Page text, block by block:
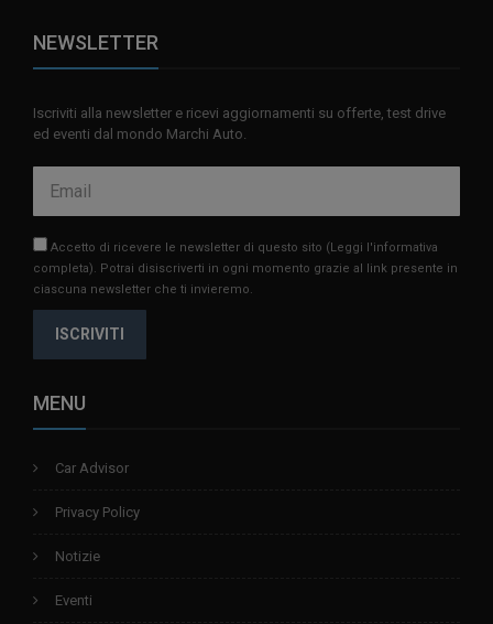
NEWSLETTER
Iscriviti alla newsletter e ricevi aggiornamenti su offerte, test drive
ed eventi dal mondo Marchi Auto.
Accetto di ricevere le newsletter di questo sito (Leggi l'informativa
completa). Potrai disiscriverti in ogni momento grazie al link presente in
ciascuna newsletter che ti invieremo.
ISCRIVITI
MENU
Car Advisor
Privacy Policy
Notizie
Eventi